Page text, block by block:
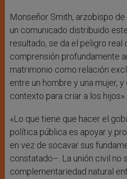
Monseñor Smith, arzobispo
un comunicado distribuido
resultado, se da el peligro real
comprensión profundamente
matrimonio como relación
entre un hombre y una mujer,
contexto para criar a los hijos».
«Lo que tiene que hacer el
política pública es apoyar y
en vez de socavar sus
constatado–. La unión civil no
complementariedad natural